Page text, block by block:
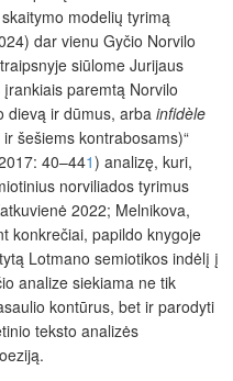
modelių tyrimą
dar vienu Gyčio Norvilo
siūlome Jurijaus
paremtą Norvilo
dievą ir dūmus, arba infidèle
šešiems kontrabosams)“
40–441) analizę, kuri,
norviliados tyrimus
2022; Melnikova,
konkrečiai, papildo knygoje
Lotmano semiotikos indėlį į
analize siekiama ne tik
kontūrus, bet ir parodyti
teksto analizės